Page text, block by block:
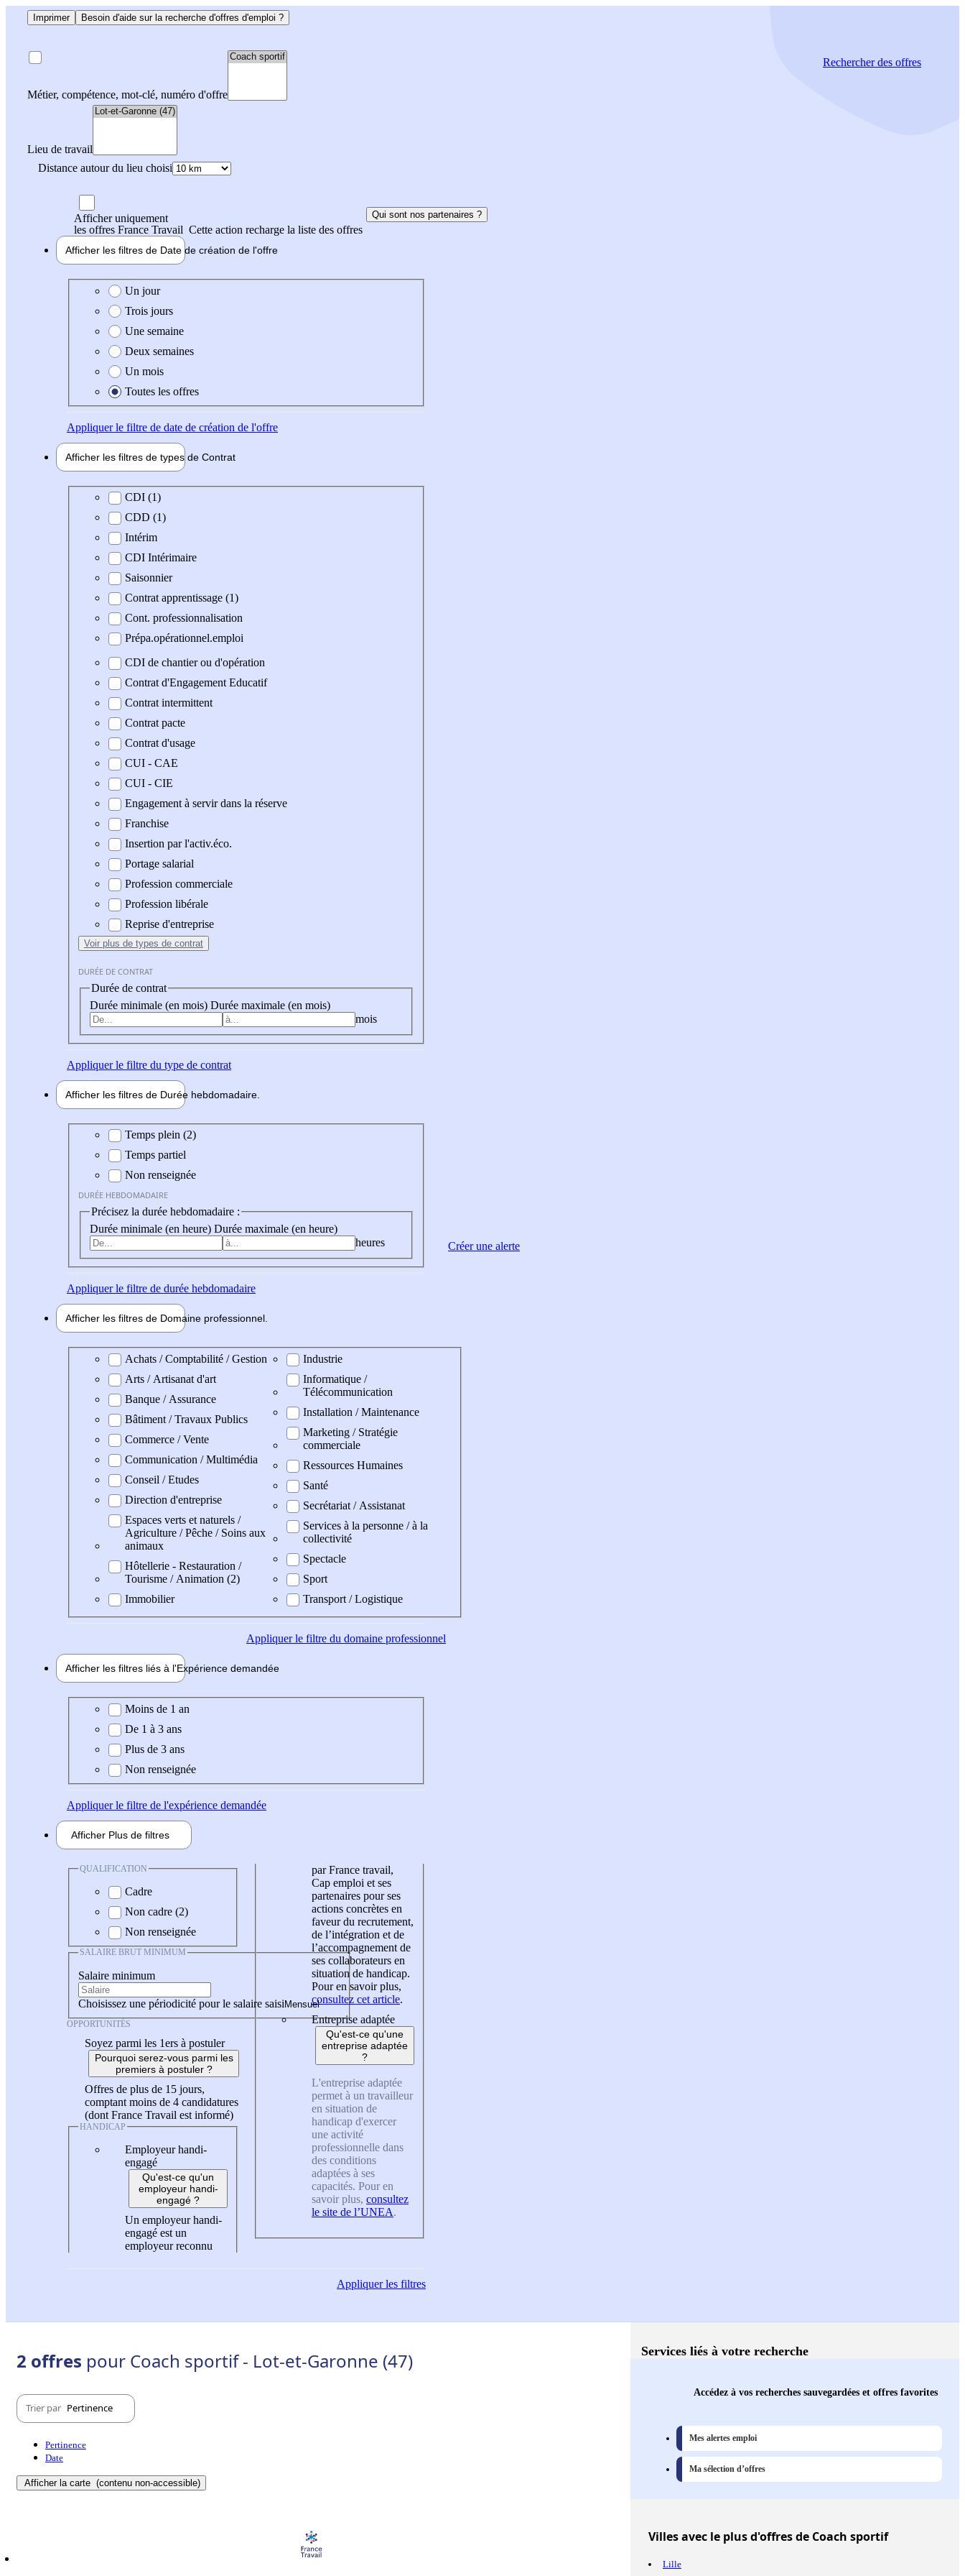
Imprimer Besoin d'aide sur la recherche d'offres d'emploi ?
Métier, compétence, mot-clé, numéro d'offre
Lieu de travail
Distance autour du lieu choisi
Rechercherdes offres
Afficher uniquement
les offres France Travail Cette action recharge la liste des offres
Qui sont nos partenaires ?
Afficher les filtres de Date de création de l'offre
Date de création de l'offre
Un jour
Trois jours
Une semaine
Deux semaines
Un mois
Toutes les offres
Appliquerle filtre de date de création de l'offre
Afficher les filtres de types de Contrat
Type de contrat
CDI (1)
CDD (1)
Intérim
CDI Intérimaire
Saisonnier
Contrat apprentissage (1)
Cont. professionnalisation
Prépa.opérationnel.emploi
CDI de chantier ou d'opération
Contrat d'Engagement Educatif
Contrat intermittent
Contrat pacte
Contrat d'usage
CUI - CAE
CUI - CIE
Engagement à servir dans la réserve
Franchise
Insertion par l'activ.éco.
Portage salarial
Profession commerciale
Profession libérale
Reprise d'entreprise
Voir plus de types de contrat
DURÉE DE CONTRAT
Durée de contrat
Durée minimale (en mois) Durée maximale (en mois)
mois
Appliquerle filtre du type de contrat
Afficher les filtres de Durée hebdomadaire
Durée hebdomadaire
Temps plein (2)
Temps partiel
Non renseignée
DURÉE HEBDOMADAIRE
Précisez la durée hebdomadaire :
Durée minimale (en heure) Durée maximale (en heure)
heures
Appliquerle filtre de durée hebdomadaire
Afficher les filtres de Domaine professionnel
Domaine professionel
Achats / Comptabilité / Gestion
Arts / Artisanat d'art
Banque / Assurance
Bâtiment / Travaux Publics
Commerce / Vente
Communication / Multimédia
Conseil / Etudes
Direction d'entreprise
Espaces verts et naturels /
Agriculture / Pêche / Soins aux
animaux
Hôtellerie - Restauration /
Tourisme / Animation (2)
Immobilier
Industrie
Informatique /
Télécommunication
Installation / Maintenance
Marketing / Stratégie
commerciale
Ressources Humaines
Santé
Secrétariat / Assistanat
Services à la personne / à la
collectivité
Spectacle
Sport
Transport / Logistique
Appliquerle filtre du domaine professionnel
Afficher les filtres liés à l'Expérience demandée
Expérience demandée
Moins de 1 an
De 1 à 3 ans
Plus de 3 ans
Non renseignée
Appliquerle filtre de l'expérience demandée
Afficher Plus de filtres
QUALIFICATION
Cadre
Non cadre (2)
Non renseignée
SALAIRE BRUT MINIMUM
Salaire minimum
Choisissez une périodicité pour le salaire saisi
OPPORTUNITÉS
Soyez parmi les 1ers à postuler
Pourquoi serez-vous parmi les
premiers à postuler ?
Offres de plus de 15 jours,
comptant moins de 4 candidatures
(dont France Travail est informé)
HANDICAP
Employeur handi-
engagé
Qu'est-ce qu'un
employeur handi-
engagé ?
Un employeur handi-
engagé est un
employeur reconnu
par France travail,
Cap emploi et ses
partenaires pour ses
actions concrètes en
faveur du recrutement,
de l’intégration et de
l’accompagnement de
ses collaborateurs en
situation de handicap.
Pour en savoir plus,
consultez cet article.
Entreprise adaptée
Qu'est-ce qu'une
entreprise adaptée
?
L'entreprise adaptée
permet à un travailleur
en situation de
handicap d'exercer
une activité
professionnelle dans
des conditions
adaptées à ses
capacités. Pour en
savoir plus, consultez
le site de l’UNEA.
Appliquerles filtres
Créer une alerte
2 offres pour Coach sportif - Lot-et-Garonne (47)
Trier par Pertinence
Pertinence
Date
Afficher la carte (contenu non-accessible)
Services liés à votre recherche
Accédez à vos recherches sauvegardées et offres favorites
Mes alertes emploi
Ma sélection d’offres
Villesavec le plus d'offres de Coach sportif
Lille